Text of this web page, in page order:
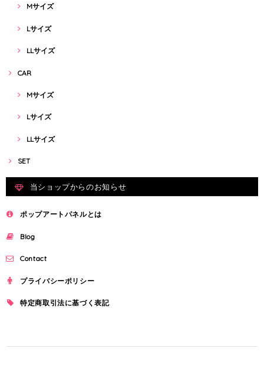
Mサイズ
Lサイズ
LLサイズ
CAR
Mサイズ
Lサイズ
LLサイズ
SET
当ショップからのお知らせ
ポップアートパネルとは
Blog
Contact
プライバシーポリシー
特定商取引法に基づく表記